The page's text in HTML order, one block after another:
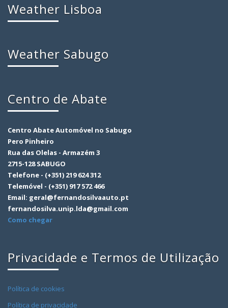
Weather Lisboa
Weather Sabugo
Centro de Abate
Centro Abate Automóvel no Sabugo
Pero Pinheiro
Rua das Olelas - Armazém 3
2715-128 SABUGO
Telefone - (+351) 219 624 312
Telemóvel - (+351) 917 572 466
Email: geral@fernandosilvaauto.pt
fernandosilva.unip.lda@gmail.com
Como chegar
Privacidade e Termos de Utilização
Política de cookies
Política de privacidade